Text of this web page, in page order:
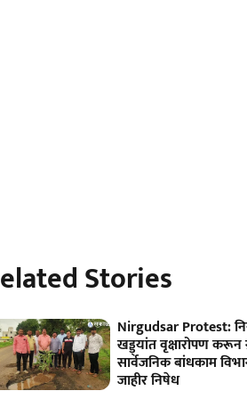
Stories
Nirgudsar Protest:
खड्ड्यांत वृक्षारोपण करून
सार्वजनिक बांधकाम
जाहीर निषेध